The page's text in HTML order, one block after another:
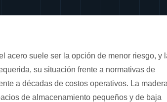
acero suele ser la opción de menor riesgo, y
su situación frente a normativas de
a décadas de costos operativos. La
de almacenamiento pequeños y de baja